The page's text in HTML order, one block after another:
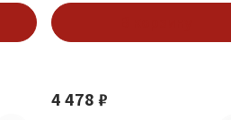
4 478 ₽